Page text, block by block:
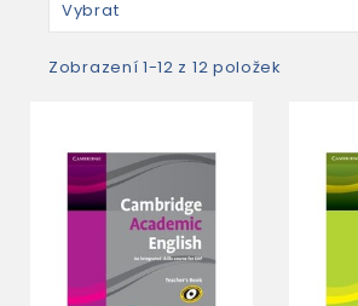
Vybrat
Zobrazení 1-12 z 12 položek